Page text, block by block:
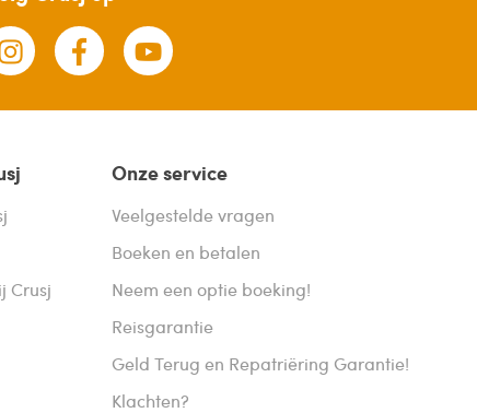
Crusj
Onze service
Veelgestelde vragen
Boeken en betalen
Neem een optie boeking!
Reisgarantie
Geld Terug en Repatriëring Garantie!
Klachten?